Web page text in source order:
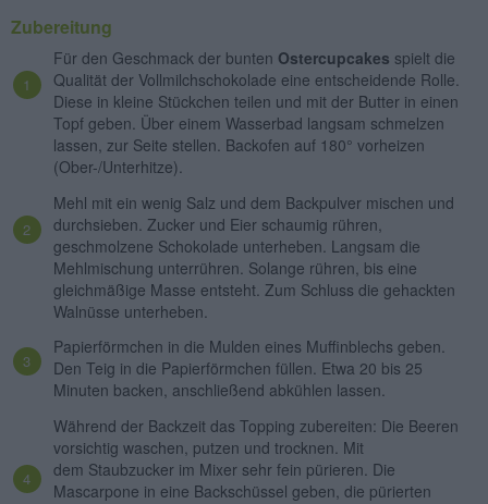
Zubereitung
Für den Geschmack der bunten Ostercupcakes spielt die
Qualität der Vollmilchschokolade eine entscheidende Rolle.
Diese in kleine Stückchen teilen und mit der Butter in einen
Topf geben. Über einem Wasserbad langsam schmelzen
lassen, zur Seite stellen. Backofen auf 180° vorheizen
(Ober-/Unterhitze).
Mehl mit ein wenig Salz und dem Backpulver mischen und
durchsieben. Zucker und Eier schaumig rühren,
geschmolzene Schokolade unterheben. Langsam die
Mehlmischung unterrühren. Solange rühren, bis eine
gleichmäßige Masse entsteht. Zum Schluss die gehackten
Walnüsse unterheben.
Papierförmchen in die Mulden eines Muffinblechs geben.
Den Teig in die Papierförmchen füllen. Etwa 20 bis 25
Minuten backen, anschließend abkühlen lassen.
Während der Backzeit das Topping zubereiten: Die Beeren
vorsichtig waschen, putzen und trocknen. Mit
dem Staubzucker im Mixer sehr fein pürieren. Die
Mascarpone in eine Backschüssel geben, die pürierten